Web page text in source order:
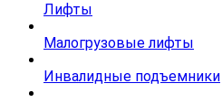
Лифты
Малогрузовые лифты
Инвалидные подъемники